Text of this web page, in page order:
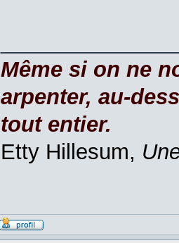
Même si on ne
arpenter, au-
tout entier.
Etty Hillesum,